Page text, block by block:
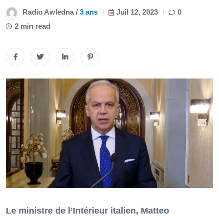
Radio Awledna / 3 ans Juil 12, 2023
0
2 min read
Le ministre de l’Intérieur italien, Matteo